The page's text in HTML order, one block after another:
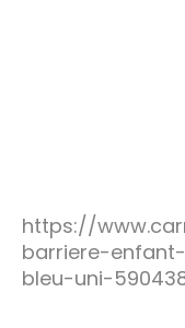
https://
barriere-
bleu-uni-